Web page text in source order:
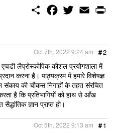
S
o
o
k
w
e
r
E
m
#2
Oct 7th, 2022 9:24 am
लैप्रोस्कोपिक कौशल प्रयोगशाला में
करना है। पाठ्यक्रम में हमारे विशेषज्ञ
संकाय की चौकस निगाहों के तहत संरचित
है कि प्रतिभागियों को हाथ से आँख
ज्ञान प्राप्त हो।
#1
Oct 5th, 2022 9:13 am